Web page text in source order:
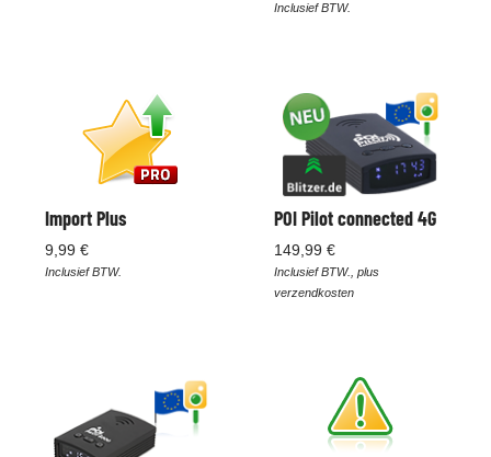
Inclusief BTW.
Import Plus
9,99 €
Inclusief BTW.
POI Pilot connected 4G
149,99 €
Inclusief BTW., plus
verzendkosten